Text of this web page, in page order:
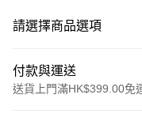
請選擇商品選項
付款與運送
送貨上門滿HK$399.00免